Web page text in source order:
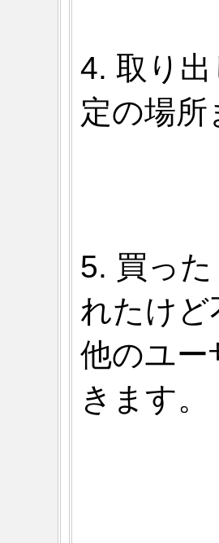
4. 取り
定の場
5. 買っ
れたけ
他のユー
きます。